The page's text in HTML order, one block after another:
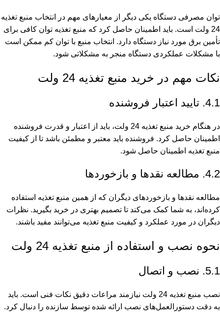
توان مصرفی دستگاه یکی دیگر از معیارهای مهم در انتخاب منبع تغذیه
24 ولت است. باید اطمینان حاصل کرد که منبع تغذیه توان کافی برای
تأمین برق مورد نیاز دستگاه دارد. انتخاب منبع با توان کم ممکن است
با مشکلات عملکردی دستگاه منجر به مشکلاتی شود.
نکات مهم در خرید منبع تغذیه 24 ولت
4.1. تایید اعتبار فروشنده
در هنگام خرید منبع تغذیه 24 ولت، باید از اعتبار و قدرت فروشنده
اطمینان حاصل کرد. فروشنده باید معتبر و مطمئن باشد تا از کیفیت
منبع تغذیه اطمینان حاصل شود.
4.2. مطالعه نقدها و بازخوردها
مطالعه نقدها و بازخوردهای دیگران که از همین منبع تغذیه استفاده
کرده‌اند، به شما کمک می‌کند تا تصمیم بهتری در خرید بگیرید. نظرات
دیگران در مورد عملکرد و کیفیت منبع تغذیه می‌توانند مفید باشند.
نحوه نصب و استفاده از منبع تغذیه 24 ولت
5.1. نصب و اتصال
نصب منبع تغذیه 24 ولت نیازمند مراعات دقیق نکات فنی است. باید
به دقت دستورالعمل‌های نصب ارائه شده توسط سازنده را دنبال کرد.